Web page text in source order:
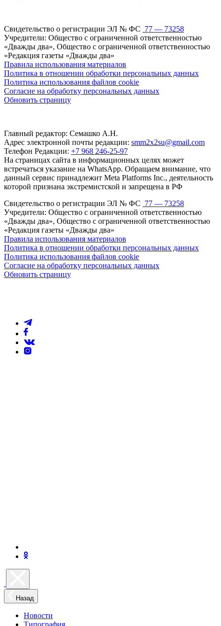
Свидетельство о регистрации ЭЛ № ФС 77 — 73258
Учредители: Общество с ограниченной ответственностью
«Дважды два», Общество с ограниченной ответственностью
«Редакция газеты «Дважды два»
Правила использования материалов
Политика в отношении обработки персональных данных
Политика использования файлов cookie
Согласие на обработку персональных данных
Обновить страницу
Главный редактор: Семашко А.Н.
Адрес электронной почты редакции: smm2x2su@gmail.com
Телефон Редакции: +7 968 246-25-97
На страницах сайта в информационных целях может
встречаться указание на WhatsApp. Обращаем внимание, что
данный сервис принадлежит Meta Platforms Inc., деятельность
которой признана экстремистской и запрещена в РФ
Свидетельство о регистрации ЭЛ № ФС 77 — 73258
Учредители: Общество с ограниченной ответственностью
«Дважды два», Общество с ограниченной ответственностью
«Редакция газеты «Дважды два»
Правила использования материалов
Политика в отношении обработки персональных данных
Политика использования файлов cookie
Согласие на обработку персональных данных
Обновить страницу
Назад
Новости
Типография